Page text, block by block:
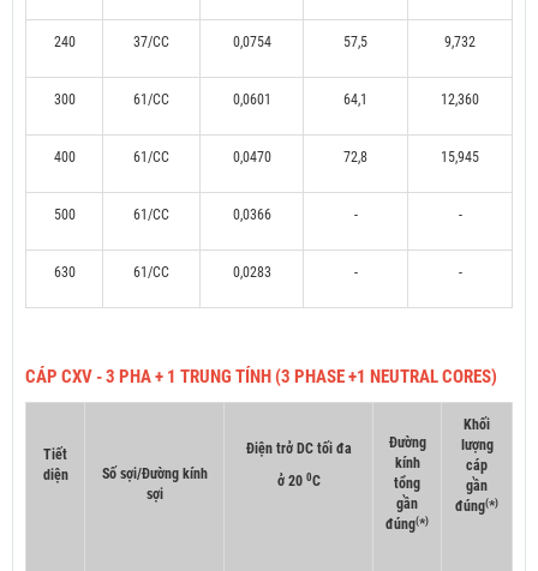
240 37/CC 0,0754 57,5 9,732
300 61/CC 0,0601 64,1 12,360
400 61/CC 0,0470 72,8 15,945
500 61/CC 0,0366 - -
630 61/CC 0,0283 - -
CÁP CXV - 3 PHA + 1 TRUNG TÍNH (3 PHASE +1 NEUTRAL CORES)
Tiết
diện
Số sợi/Đường kính
sợi
Điện trở DC tối đa
ở 20 0C
Đường
kính
tổng
gần
đúng(*)
Khối
lượng
cáp
gần
đúng(*)